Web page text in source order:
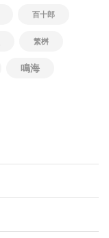
百十郎
繁桝
鳴海